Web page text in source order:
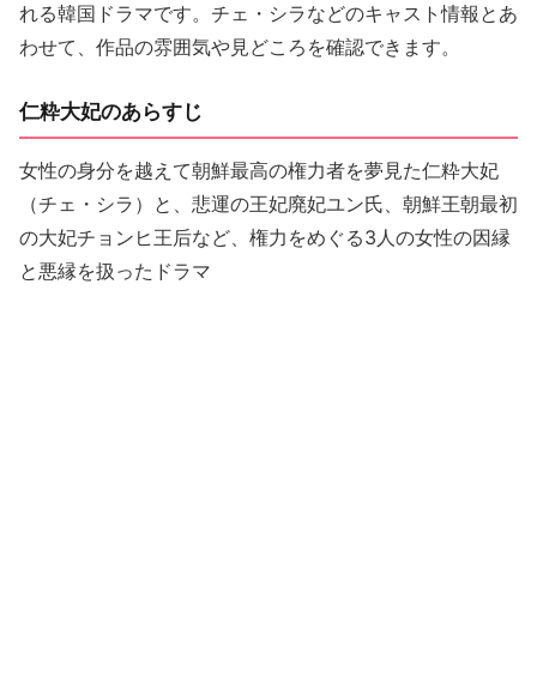
れる韓国ドラマです。チェ・シラなどのキャスト情報とあ
わせて、作品の雰囲気や見どころを確認できます。
仁粋大妃のあらすじ
女性の身分を越えて朝鮮最高の権力者を夢見た仁粋大妃
（チェ・シラ）と、悲運の王妃廃妃ユン氏、朝鮮王朝最初
の大妃チョンヒ王后など、権力をめぐる3人の女性の因縁
と悪縁を扱ったドラマ